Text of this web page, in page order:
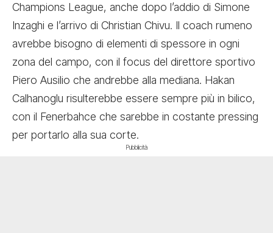
Champions League, anche dopo l’addio di Simone
Inzaghi e l’arrivo di Christian Chivu. Il coach rumeno
avrebbe bisogno di elementi di spessore in ogni
zona del campo, con il focus del direttore sportivo
Piero Ausilio che andrebbe alla mediana. Hakan
Calhanoglu risulterebbe essere sempre più in bilico,
con il Fenerbahce che sarebbe in costante pressing
per portarlo alla sua corte.
Pubblicità